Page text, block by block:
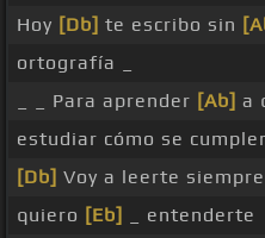
Hoy [Db] te escribo sin
ortografía _
_ _ Para aprender [Ab] a
estudiar cómo se
[Db] Voy a leerte
quiero [Eb]
_ entenderte